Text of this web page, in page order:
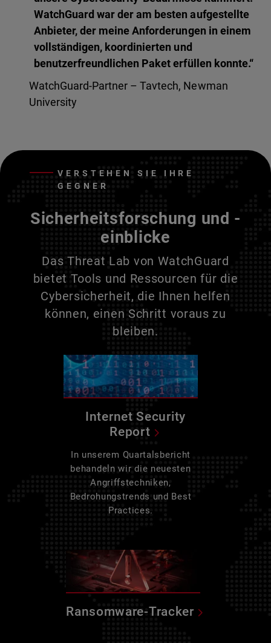
WatchGuard war der am besten aufgestellte
Anbieter, der meine Anforderungen in einem
vollständigen, koordinierten und
benutzerfreundlichen Paket erfüllen konnte.“
WatchGuard-Partner – Tavtech, Newman
University
VERSTEHEN SIE IHRE
GEGNER
Sicherheitsforschung und -
einblicke
Das Threat Lab von WatchGuard
bietet Tools und Ressourcen für die
Cybersicherheit, die Ihnen helfen
können, einen Schritt voraus zu
bleiben.
Internet Security
Report
In unserem Quartalsbericht
behandeln wir die neuesten
Angriffstechniken,
Bedrohungstrends und Best
Practices.
Ransomware-Tracker